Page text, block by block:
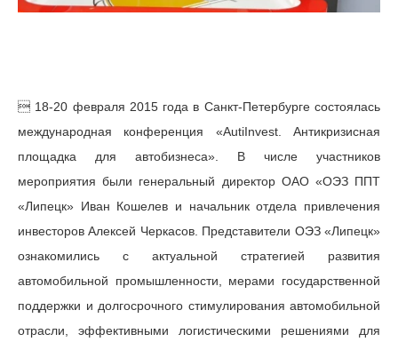
 18-20 февраля 2015 года в Санкт-Петербурге состоялась
международная конференция «AutiInvest. Антикризисная
площадка для автобизнеса». В числе участников
мероприятия были генеральный директор ОАО «ОЭЗ ППТ
«Липецк» Иван Кошелев и начальник отдела привлечения
инвесторов Алексей Черкасов. Представители ОЭЗ «Липецк»
ознакомились с актуальной стратегией развития
автомобильной промышленности, мерами государственной
поддержки и долгосрочного стимулирования автомобильной
отрасли, эффективными логистическими решениями для